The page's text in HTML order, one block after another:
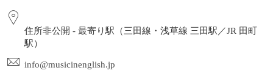
住所非公開 - 最寄り駅（三田線・浅草線 三田駅／JR 田町
駅）
info@musicinenglish.jp